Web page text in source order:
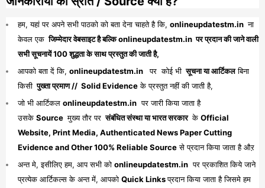
हम, यहां पर अपने सभी पाठको को बता देना चाहते है कि, onlineupdatestm.in ना
केवल एक जिम्मेदार वेबसाइट है बल्कि onlineupdatestm.in पर प्रदान की जाने वाली
सभी सूचनायें 100 शुद्धता के साथ प्रस्तुत की जाती है,
आपको बता दें कि, onlineupdatestm.in पर कोई भी सूचना या आर्टिकलबिना
किसी पुख्ता प्रमाण // Solid Evidenceके प्रस्तुत नहीं की जाती है,
जो भी आर्टिकल onlineupdatestm.in पर जारी किया जाता है
उसके Source मुख्य तौर पर संबंधित संस्था या भारत सरकार के Official
Website, Print Media, Authenticated News Paper Cutting
Evidence and Other 100% Reliable Sourceसे प्रदान किया जाता है औऱ
अन्त मे, इसीलिए हम, आप सभी को onlineupdatestm.in पर प्रकाशित किये जाने
प्रत्येक आर्टिकल्स के अन्त में, आपको Quick Linksप्रदान किया जाता है जिसमे हम